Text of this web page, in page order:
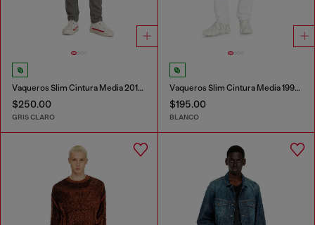
Vaqueros Slim Cintura Media 2019 D-Strukt
$250.00
GRIS CLARO
Vaqueros Slim Cintura Media 1993 D-Vyl
$195.00
BLANCO